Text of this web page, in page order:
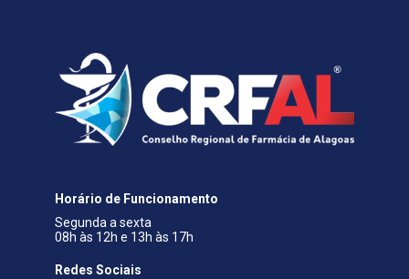
Horário de Funcionamento
Segunda a sexta
08h às 12h e 13h às 17h
Redes Sociais​